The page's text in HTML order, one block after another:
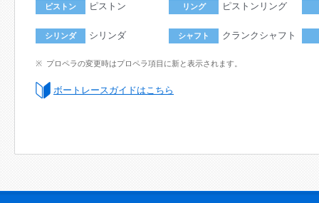
ピストン ピストン リング ピストンリング
シリンダ シリンダ シャフト クランクシャフト
プロペラの変更時はプロペラ項目に新と表示されます。
ボートレースガイドはこちら